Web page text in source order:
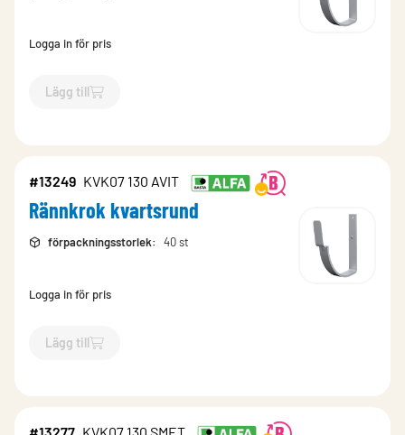
Logga in för pris
Lägg till
`$Lägg till
#13249 KVK07 130 AVIT
Rännkrok kvartsrund
förpackningsstorlek: 40 st
Logga in för pris
Lägg till
`$Lägg till